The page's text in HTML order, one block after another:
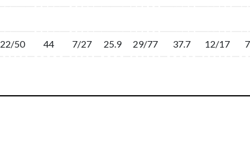
22/50 44 7/27 25.9 29/77 37.7 12/17